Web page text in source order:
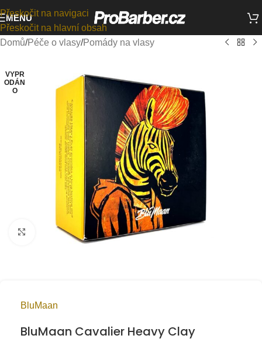
Přeskočit na navigaci
Přeskočit na hlavní obsah
MENU
Domů/Péče o vlasy/Pomády na vlasy
VYPR
ODÁN
O
Kliknutím zvětšíte
BluMaan
BluMaan Cavalier Heavy Clay